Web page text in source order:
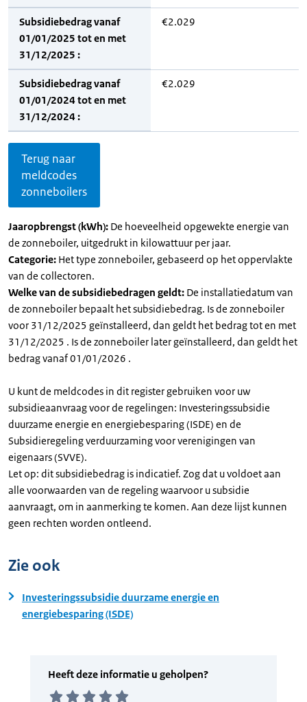
Subsidiebedrag vanaf
01/01/2025 tot en met
31/12/2025 :
€2.029
Subsidiebedrag vanaf
01/01/2024 tot en met
31/12/2024 :
€2.029
Terug naar
meldcodes
zonneboilers
Jaaropbrengst (kWh): De hoeveelheid opgewekte energie van
de zonneboiler, uitgedrukt in kilowattuur per jaar.
Categorie: Het type zonneboiler, gebaseerd op het oppervlakte
van de collectoren.
Welke van de subsidiebedragen geldt: De installatiedatum van
de zonneboiler bepaalt het subsidiebedrag. Is de zonneboiler
voor 31/12/2025 geïnstalleerd, dan geldt het bedrag tot en met
31/12/2025 . Is de zonneboiler later geïnstalleerd, dan geldt het
bedrag vanaf 01/01/2026 .
U kunt de meldcodes in dit register gebruiken voor uw
subsidieaanvraag voor de regelingen: Investeringssubsidie
duurzame energie en energiebesparing (ISDE) en de
Subsidieregeling verduurzaming voor verenigingen van
eigenaars (SVVE).
Let op: dit subsidiebedrag is indicatief. Zog dat u voldoet aan
alle voorwaarden van de regeling waarvoor u subsidie
aanvraagt, om in aanmerking te komen. Aan deze lijst kunnen
geen rechten worden ontleend.
Zie ook
Investeringssubsidie duurzame energie en
energiebesparing (ISDE)